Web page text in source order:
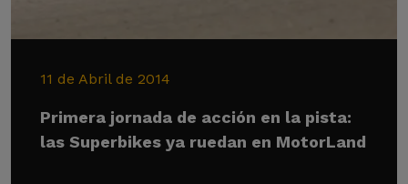
11 de Abril de 2014
Primera jornada de acción en la pista:
las Superbikes ya ruedan en MotorLand